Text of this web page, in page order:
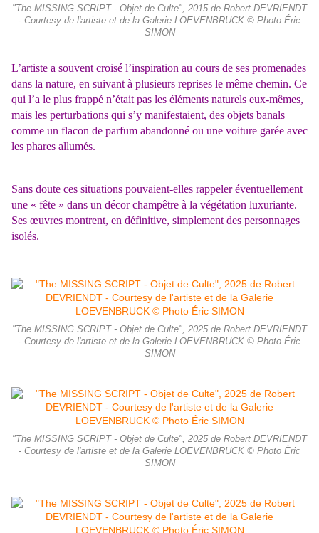
"The MISSING SCRIPT - Objet de Culte", 2015 de Robert DEVRIENDT
- Courtesy de l'artiste et de la Galerie LOEVENBRUCK © Photo Éric
SIMON
L’artiste a souvent croisé l’inspiration au cours de ses promenades
dans la nature, en suivant à plusieurs reprises le même chemin. Ce
qui l’a le plus frappé n’était pas les éléments naturels eux-mêmes,
mais les perturbations qui s’y manifestaient, des objets banals
comme un flacon de parfum abandonné ou une voiture garée avec
les phares allumés.
Sans doute ces situations pouvaient-elles rappeler éventuellement
une « fête » dans un décor champêtre à la végétation luxuriante.
Ses œuvres montrent, en définitive, simplement des personnages
isolés.
"The MISSING SCRIPT - Objet de Culte", 2025 de Robert DEVRIENDT
- Courtesy de l'artiste et de la Galerie LOEVENBRUCK © Photo Éric
SIMON
"The MISSING SCRIPT - Objet de Culte", 2025 de Robert DEVRIENDT
- Courtesy de l'artiste et de la Galerie LOEVENBRUCK © Photo Éric
SIMON